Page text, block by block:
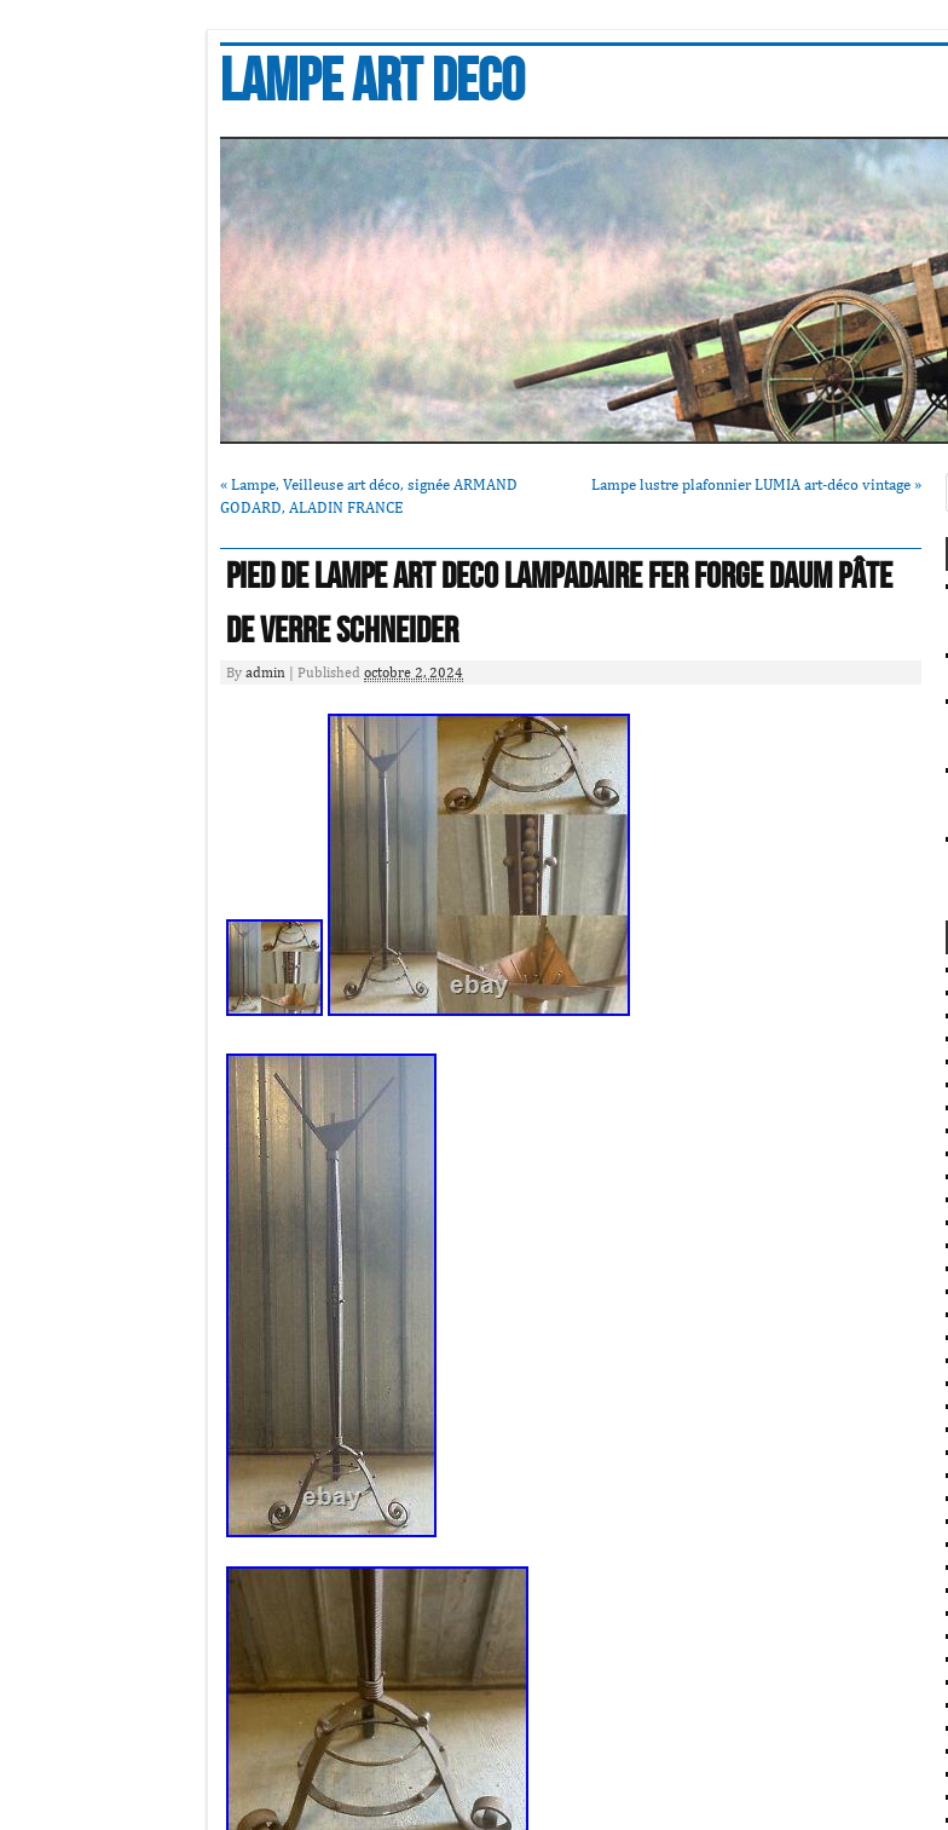
Lampe art deco
« Lampe, Veilleuse art déco, signée ARMAND
GODARD, ALADIN FRANCE
Lampe lustre plafonnier LUMIA art-déco vintage »
Pied de Lampe Art Deco Lampadaire Fer Forge Daum Pâte
de Verre Schneider
By admin Published octobre 2, 2024